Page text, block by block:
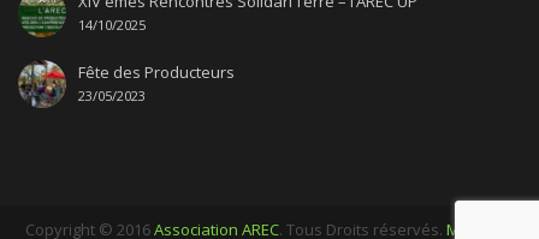
14/10/2025
Fête des Producteurs
23/05/2023
Copyright © 2016Association AREC. Tous Droits réservés. Mentions